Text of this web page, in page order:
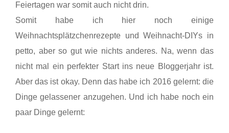
Feiertagen war somit auch nicht drin.
Somit habe ich hier noch einige
Weihnachtsplätzchenrezepte und Weihnacht-DIYs in
petto, aber so gut wie nichts anderes. Na, wenn das
nicht mal ein perfekter Start ins neue Bloggerjahr ist.
Aber das ist okay. Denn das habe ich 2016 gelernt: die
Dinge gelassener anzugehen. Und ich habe noch ein
paar Dinge gelernt: